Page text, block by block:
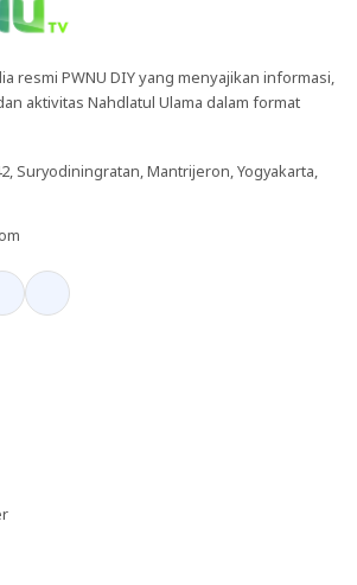
resmi PWNU DIY yang menyajikan informasi,
aktivitas Nahdlatul Ulama dalam format
Suryodiningratan, Mantrijeron, Yogyakarta,